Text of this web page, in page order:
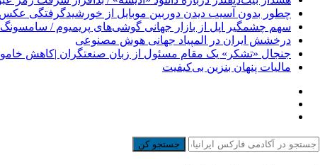
چطور بدون آسیب دیدن دوربین موبایل از خورشیدگرفتگی عکس
سهم چشمگیر اپل از بازار جهانی گوشی‌های پریمیوم / سامسونگ
درخشش ایران در المپیاد جهانی هوش مصنوعی
جنجال «تشکر» یک مقام مسئول از زبان صنعتگران |کاهش
مالیات پنهان بنزین بی‌کیفیت
جستجو کن